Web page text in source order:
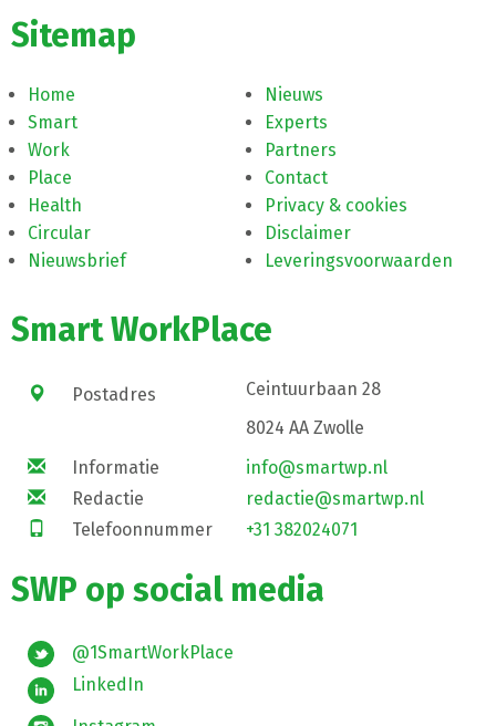
Sitemap
Home
Smart
Work
Place
Health
Circular
Nieuwsbrief
Nieuws
Experts
Partners
Contact
Privacy & cookies
Disclaimer
Leveringsvoorwaarden
Smart WorkPlace
Postadres
Ceintuurbaan 28
8024 AA Zwolle
Informatie
info@smartwp.nl
Redactie
redactie@smartwp.nl
Telefoonnummer
+31 382024071
SWP op social media
@1SmartWorkPlace
LinkedIn